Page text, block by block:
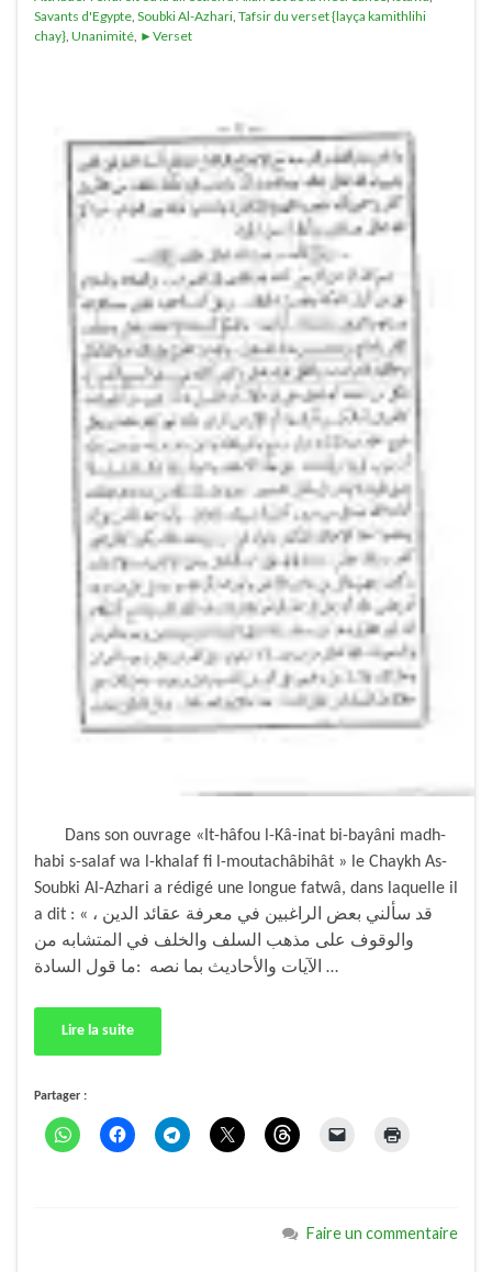
Savants d'Egypte, Soubki Al-Azhari, Tafsir du verset {layça kamithlihi
chay}, Unanimité, ►Verset
Dans son ouvrage «It-hâfou l-Kâ-inat bi-bayâni madh-
habi s-salaf wa l-khalaf fi l-moutachâbihât » le Chaykh As-
Soubki Al-Azhari a rédigé une longue fatwâ, dans laquelle il
a dit : « قد سألني بعض الراغبين في معرفة عقائد الدين ،
والوقوف على مذهب السلف والخلف في المتشابه من
الآيات والأحاديث بما نصه :ما قول السادة …
Lire la suite
Partager :
Faire un commentaire